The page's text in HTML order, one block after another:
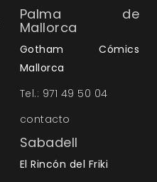
Palma de
Mallorca
Gotham Cómics
Mallorca
Tel.: 971 49 50 04
contacto
Sabadell
El Rincón del Friki